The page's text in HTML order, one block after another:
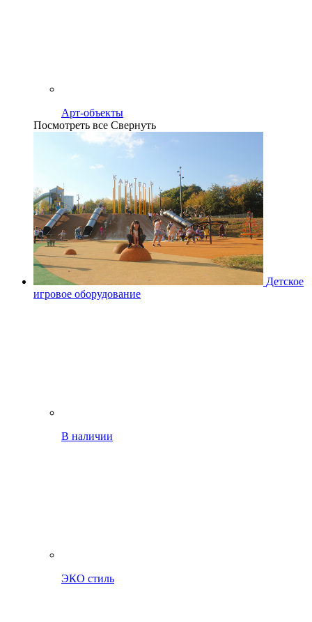
Арт-объекты
Посмотреть все Свернуть
Детское
игровое оборудование
В наличии
ЭКО стиль